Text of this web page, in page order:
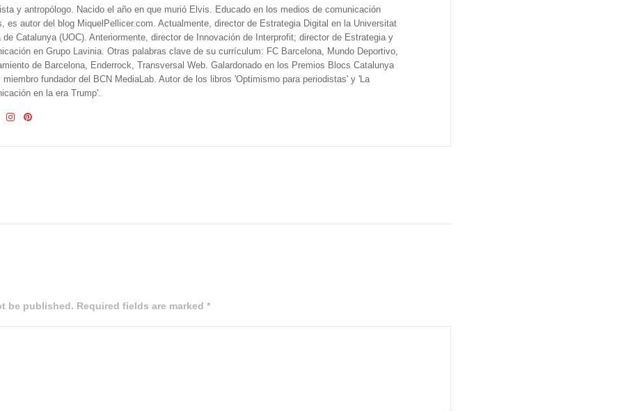
y antropólogo. Nacido el año en que murió Elvis. Educado en los medios de comunicación
es autor del blog MiquelPellicer.com. Actualmente, director de Estrategia Digital en la Universitat
de Catalunya (UOC). Anteriormente, director de Innovación de Interprofit; director de Estrategia y
en Grupo Lavinia. Otras palabras clave de su currículum: FC Barcelona, Mundo Deportivo,
de Barcelona, Enderrock, Transversal Web. Galardonado en los Premios Blocs Catalunya
miembro fundador del BCN MediaLab. Autor de los libros 'Optimismo para periodistas' y 'La
en la era Trump'.
be published. Required fields are marked *